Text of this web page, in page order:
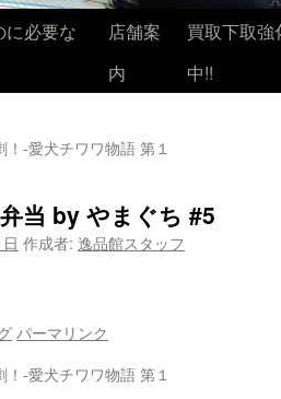
に必要な
店舗案
内
買取下取強
中!!
-愛犬チワワ物語 第１
当 by やまぐち #5
作成者: 逸品館スタッフ
パーマリンク
-愛犬チワワ物語 第１